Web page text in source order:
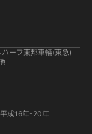
ーフ東邦車輛(東急)
平成16年-20年